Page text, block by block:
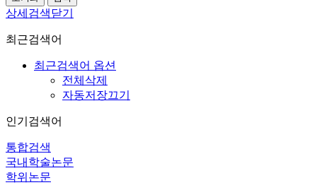
상세검색닫기
최근검색어
최근검색어 옵션
전체삭제
자동저장끄기
인기검색어
통합검색
국내학술논문
학위논문